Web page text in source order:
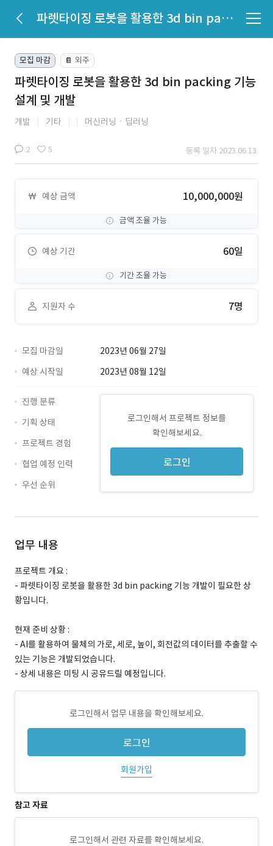
파렛타이징 로봇을 활용한 3d bin packing 기능 설계 및 개발
모집 마감 📔 외주
파렛타이징 로봇을 활용한 3d bin packing 기능
설계 및 개발
개발 기타 머신러닝ㆍ딥러닝
2 5 등록 일자 2023.06.13.
예상 금액 10,000,000원
금액 조율 가능
예상 기간 60일
기간 조율 가능
지원자 수 7명
모집 마감일
2023년 06월 27일
예상 시작일
2023년 08월 12일
로그인해서 프로젝트 정보를
확인해보세요.
로그인
진행 분류
기획 상태
프로젝트 경험
협업 예정 인력
우선 순위
업무 내용
프로젝트 개요 :
- 파렛타이징 로봇을 활용한 3d bin packing 기능 개발이 필요한 상
황입니다.
현재 준비 상황 :
- AI를 활용하여 물체의 가로, 세로, 높이, 회전값의 데이터를 추출할 수
있는 기능은 개발되었습니다.
- 상세 내용은 미팅 시 공유드릴 예정입니다.
로그인해서 업무 내용을 확인해보세요.
로그인
회원가입
참고 자료
로그인해서 관련 자료를 확인해보세요.